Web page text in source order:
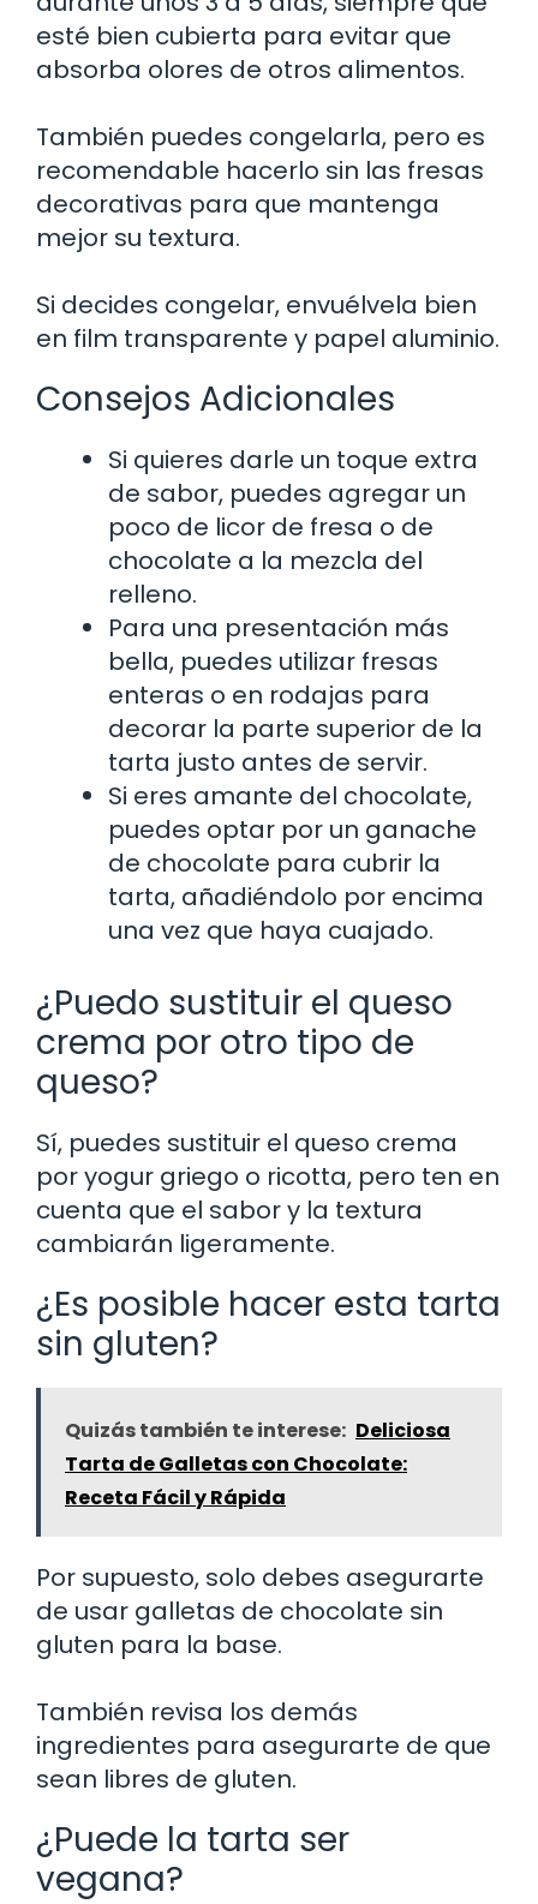
esté bien cubierta para evitar que
absorba olores de otros alimentos.
También puedes congelarla, pero es
recomendable hacerlo sin las fresas
decorativas para que mantenga
mejor su textura.
Si decides congelar, envuélvela bien
en film transparente y papel aluminio.
Consejos Adicionales
Si quieres darle un toque extra
de sabor, puedes agregar un
poco de licor de fresa o de
chocolate a la mezcla del
relleno.
Para una presentación más
bella, puedes utilizar fresas
enteras o en rodajas para
decorar la parte superior de la
tarta justo antes de servir.
Si eres amante del chocolate,
puedes optar por un ganache
de chocolate para cubrir la
tarta, añadiéndolo por encima
una vez que haya cuajado.
¿Puedo sustituir el queso
crema por otro tipo de
queso?
Sí, puedes sustituir el queso crema
por yogur griego o ricotta, pero ten en
cuenta que el sabor y la textura
cambiarán ligeramente.
¿Es posible hacer esta tarta
sin gluten?
Quizás también te interese: Deliciosa
Tarta de Galletas con Chocolate:
Receta Fácil y Rápida
Por supuesto, solo debes asegurarte
de usar galletas de chocolate sin
gluten para la base.
También revisa los demás
ingredientes para asegurarte de que
sean libres de gluten.
¿Puede la tarta ser
vegana?